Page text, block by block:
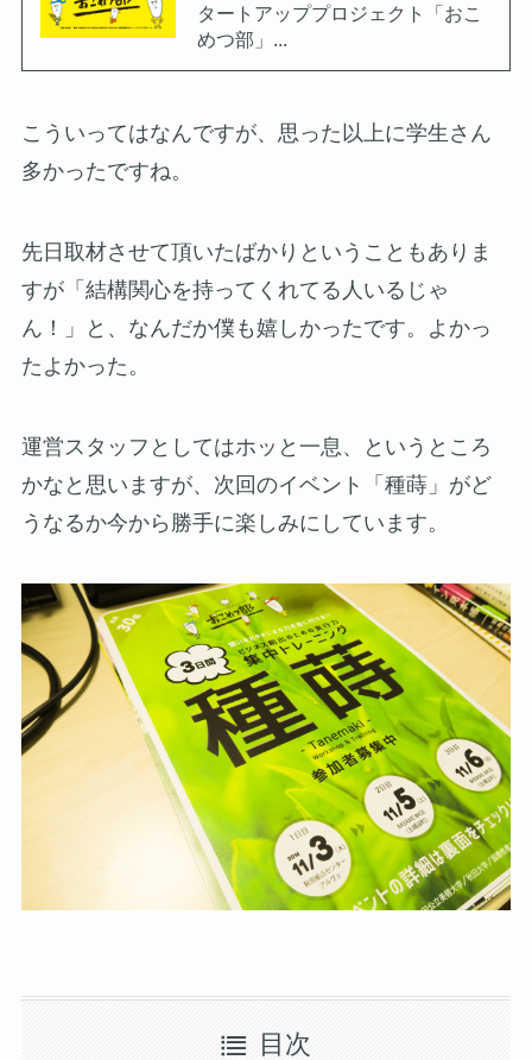
タートアッププロジェクト「おこ
めつ部」...
こういってはなんですが、思った以上に学生さん
多かったですね。
先日取材させて頂いたばかりということもありま
すが「結構関心を持ってくれてる人いるじゃ
ん！」と、なんだか僕も嬉しかったです。よかっ
たよかった。
運営スタッフとしてはホッと一息、というところ
かなと思いますが、次回のイベント「種蒔」がど
うなるか今から勝手に楽しみにしています。
目次